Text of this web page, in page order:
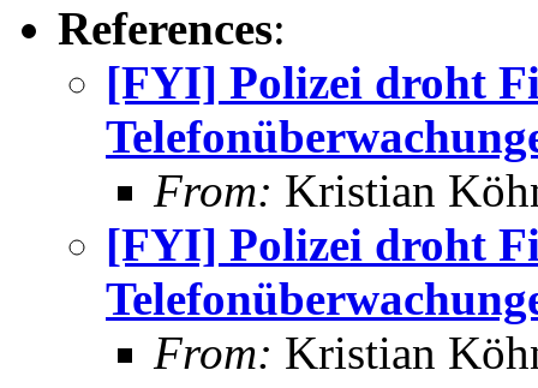
References:
[FYI] Polizei droht
From: Kristian
[FYI] Polizei droht
From: Kristian